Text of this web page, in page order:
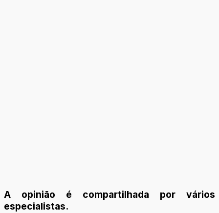
A opinião é compartilhada por vários
especialistas.